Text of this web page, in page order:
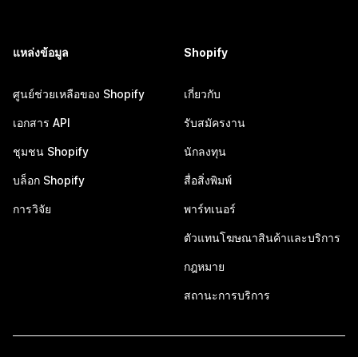
แหล่งข้อมูล
ศูนย์ช่วยเหลือของ Shopify
เอกสาร API
ชุมชน Shopify
บล็อก Shopify
การวิจัย
Shopify
เกี่ยวกับ
รับสมัครงาน
นักลงทุน
สื่อสิ่งพิมพ์
พาร์ทเนอร์
ตัวแทนโฆษณาสินค้าและบริการ
กฎหมาย
สถานะการบริการ